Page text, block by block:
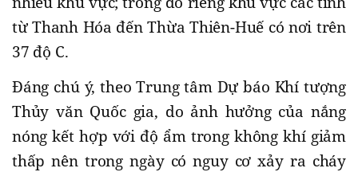
từ Thanh Hóa đến Thừa Thiên-Huế có nơi trên
37 độ C.
Đáng chú ý, theo Trung tâm Dự báo Khí tượng
Thủy văn Quốc gia, do ảnh hưởng của nắng
nóng kết hợp với độ ẩm trong không khí giảm
thấp nên trong ngày có nguy cơ xảy ra cháy